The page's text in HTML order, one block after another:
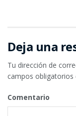
Deja una
Tu dirección de
campos
Comentario